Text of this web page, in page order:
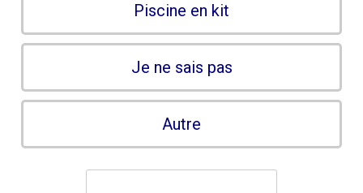
Piscine en kit
Je ne sais pas
Autre